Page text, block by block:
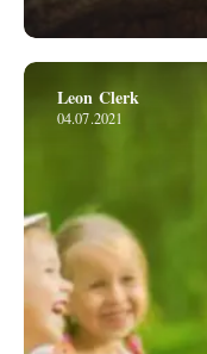
Leon Clerk
04.07.2021